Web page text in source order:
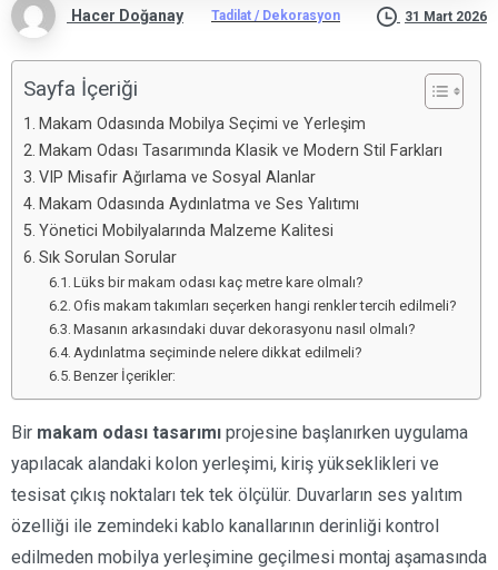
Hacer Doğanay Tadilat / Dekorasyon 31 Mart 2026
Sayfa İçeriği
Makam Odasında Mobilya Seçimi ve Yerleşim
Makam Odası Tasarımında Klasik ve Modern Stil Farkları
VIP Misafir Ağırlama ve Sosyal Alanlar
Makam Odasında Aydınlatma ve Ses Yalıtımı
Yönetici Mobilyalarında Malzeme Kalitesi
Sık Sorulan Sorular
Lüks bir makam odası kaç metre kare olmalı?
Ofis makam takımları seçerken hangi renkler tercih edilmeli?
Masanın arkasındaki duvar dekorasyonu nasıl olmalı?
Aydınlatma seçiminde nelere dikkat edilmeli?
Benzer İçerikler:
Bir makam odası tasarımı projesine başlanırken uygulama
yapılacak alandaki kolon yerleşimi, kiriş yükseklikleri ve
tesisat çıkış noktaları tek tek ölçülür. Duvarların ses yalıtım
özelliği ile zemindeki kablo kanallarının derinliği kontrol
edilmeden mobilya yerleşimine geçilmesi montaj aşamasında